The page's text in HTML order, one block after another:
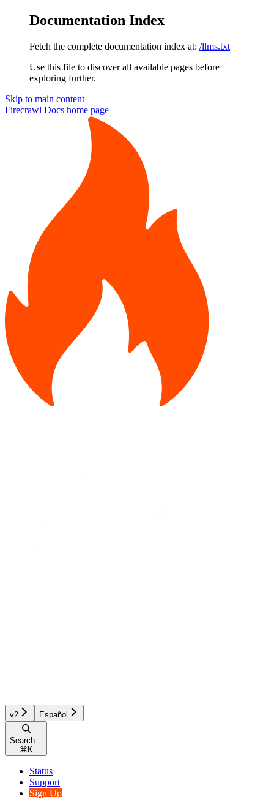
Documentation Index
Fetch the complete documentation index at: /llms.txt
Use this file to discover all available pages before
exploring further.
Skip to main content
Firecrawl Docs home page
v2 Español
Search...
⌘ K
Status
Support
Sign Up